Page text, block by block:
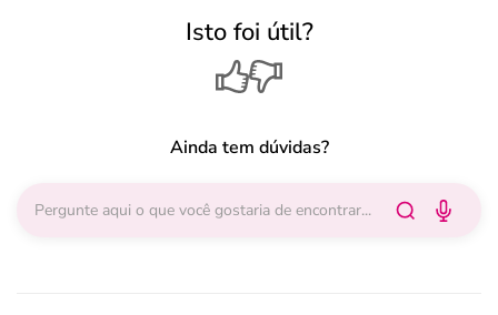
Isto foi útil?
Ainda tem dúvidas?